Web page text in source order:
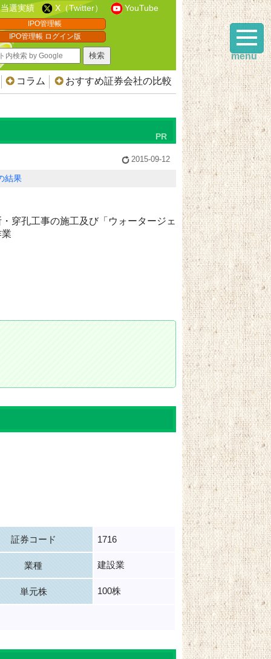
当選実績 X（Twitter） YouTube
IPO管理帳
IPO管理帳 ログイン版
コラム おすすめ証券会社の比較
2015-09-12
結果
穿孔工事の施工及び「ウォータージェ
証券コード 1716
業種 建設業
単元株 100株
menu